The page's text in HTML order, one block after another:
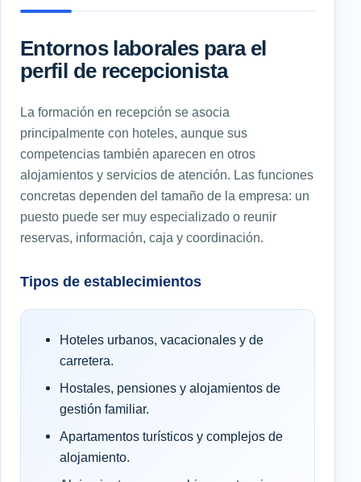
Entornos laborales para el
perfil de recepcionista
La formación en recepción se asocia
principalmente con hoteles, aunque sus
competencias también aparecen en otros
alojamientos y servicios de atención. Las funciones
concretas dependen del tamaño de la empresa: un
puesto puede ser muy especializado o reunir
reservas, información, caja y coordinación.
Tipos de establecimientos
Hoteles urbanos, vacacionales y de
carretera.
Hostales, pensiones y alojamientos de
gestión familiar.
Apartamentos turísticos y complejos de
alojamiento.